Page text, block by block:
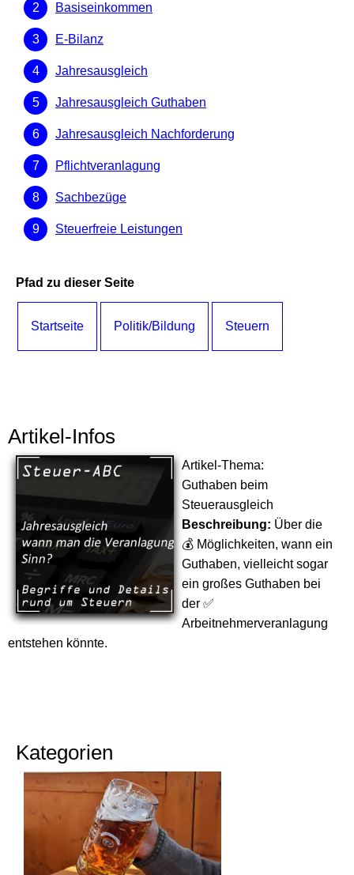
Basiseinkommen
E-Bilanz
Jahresausgleich
Jahresausgleich Guthaben
Jahresausgleich Nachforderung
Pflichtveranlagung
Sachbezüge
Steuerfreie Leistungen
Pfad zu dieser Seite
Startseite Politik/Bildung Steuern
Artikel-Infos
Artikel-Thema:
Guthaben beim
Steuerausgleich
Beschreibung: Über die
💰 Möglichkeiten, wann ein
Guthaben, vielleicht sogar
ein großes Guthaben bei
der ✅
Arbeitnehmerveranlagung
entstehen könnte.
Kategorien